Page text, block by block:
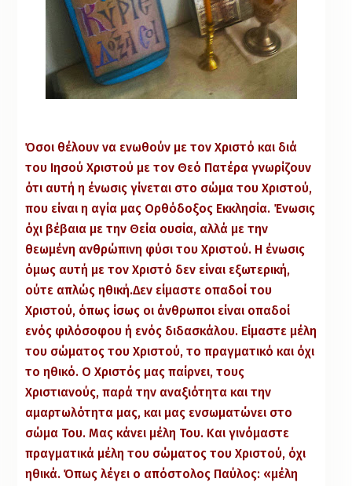
Όσοι θέλουν να ενωθούν με τον Χριστό και διά
του Ιησού Χριστού με τον Θεό Πατέρα γνωρίζουν
ότι αυτή η ένωσις γίνεται στο σώμα του Χριστού,
που είναι η αγία μας Ορθόδοξος Εκκλησία. Ένωσις
όχι βέβαια με την Θεία ουσία, αλλά με την
θεωμένη ανθρώπινη φύσι του Χριστού. Η ένωσις
όμως αυτή με τον Χριστό δεν είναι εξωτερική,
ούτε απλώς ηθική.Δεν είμαστε οπαδοί του
Χριστού, όπως ίσως οι άνθρωποι είναι οπαδοί
ενός φιλόσοφου ή ενός διδασκάλου. Είμαστε μέλη
του σώματος του Χριστού, το πραγματικό και όχι
το ηθικό. Ο Χριστός μας παίρνει, τους
Χριστιανούς, παρά την αναξιότητα και την
αμαρτωλότητα μας, και μας ενσωματώνει στο
σώμα Του. Μας κάνει μέλη Του. Και γινόμαστε
πραγματικά μέλη του σώματος του Χριστού, όχι
ηθικά. Όπως λέγει ο απόστολος Παύλος: «μέλη